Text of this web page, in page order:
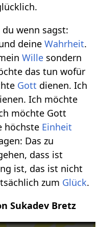
wenn sagst:
deineWahrheit.
Wille sondern
das tun wofür
Gott dienen. Ich
Ich möchte
möchte Gott
höchste Einheit
Das zu
dass ist
ist, das ist nicht
zum Glück.
Sukadev Bretz